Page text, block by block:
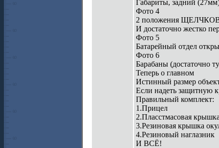
Габариты, задний
Фото 4
2 положения
И достаточно жестко
Фото 5
Батарейный отдел
Фото 6
Барабаны (достаточно
Теперь о главном
Истинный размер
Если надеть защитную
Правильный комплект:
1.Прицел
2.Пласстмасовая
3.Резиновая крышка
4.Резиновый наглазник
И ВСЁ!